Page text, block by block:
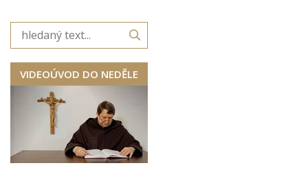
VIDEOÚVOD DO NEDĚLE